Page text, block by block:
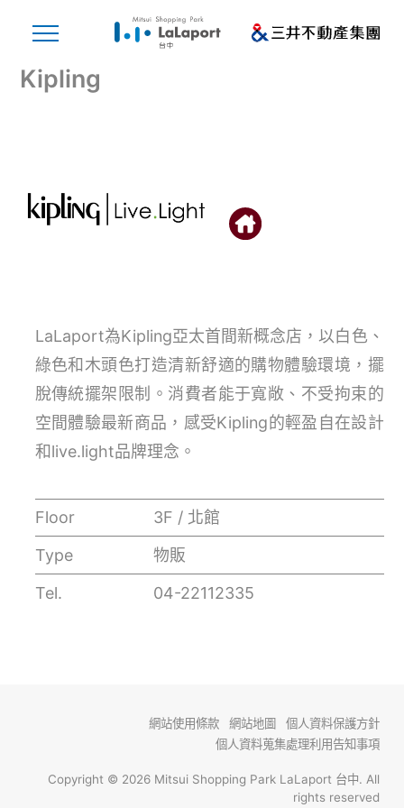
Kipling
LaLaport為Kipling亞太首間新概念店，以白色、
綠色和木頭色打造清新舒適的購物體驗環境，擺
脫傳統擺架限制。消費者能于寬敞、不受拘束的
空間體驗最新商品，感受Kipling的輕盈自在設計
和live.light品牌理念。
Floor
3F / 北館
Type
物販
Tel.
04-22112335
網站使用條款 網站地圖
個人資料保護方針
個人資料蒐集處理利用告知事項
Copyright © 2026 Mitsui Shopping Park LaLaport 台中. All
rights reserved